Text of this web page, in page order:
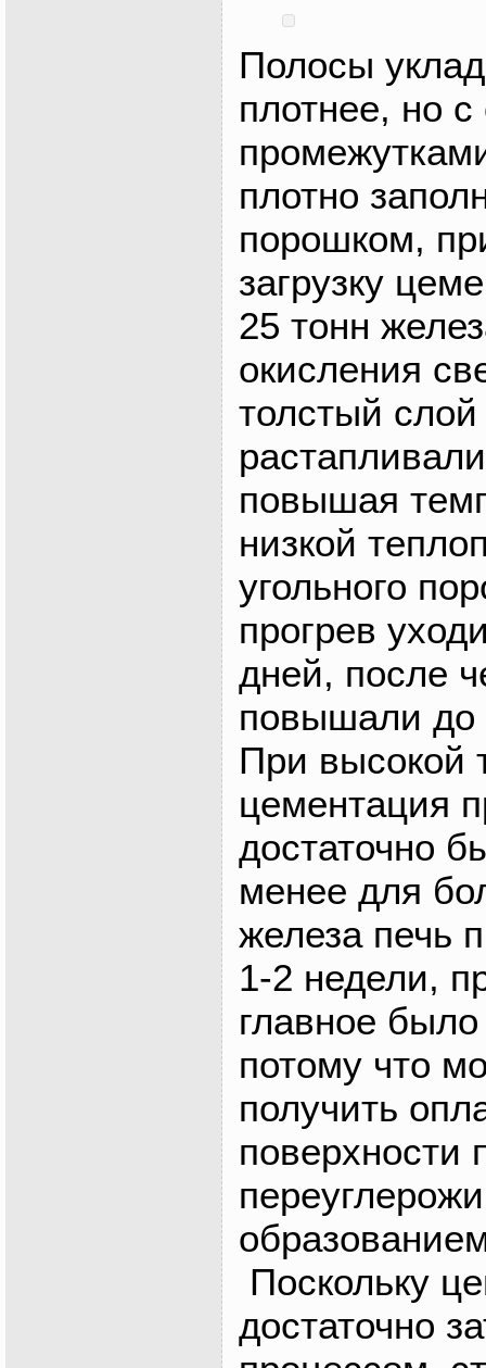
Полосы
плотнее, но
плотно
порошком,
загрузку
25 тонн
окисления
толстый
повышая
низкой
угольного
прогрев
дней, после
повышали до
При высокой
цементация
достаточно
менее для
железа печь
1-2 недели,
главное было
потому что
получить
поверхности
Поскольку
достаточно